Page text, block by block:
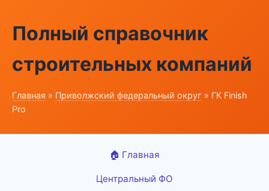
Полный справочник
строительных компаний
Главная » Приволжский федеральный округ » ГК Finish
Pro
🏠 Главная
Центральный ФО